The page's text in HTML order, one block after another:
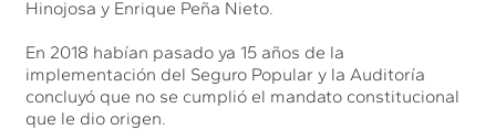
Hinojosa y Enrique Peña Nieto.
En 2018 habían pasado ya 15 años de la
implementación del Seguro Popular y la Auditoría
concluyó que no se cumplió el mandato constitucional
que le dio origen.